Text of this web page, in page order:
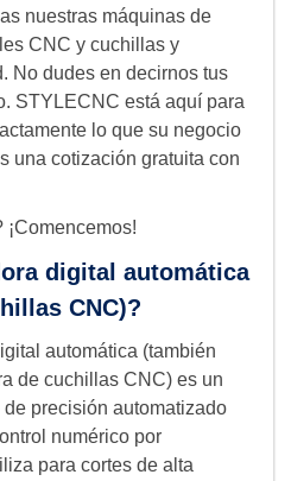
nuestras máquinas de
CNC y cuchillas y
No dudes en decirnos tus
STYLECNC está aquí para
lo que su negocio
una cotización gratuita con
digital automática
CNC)?
automática (también
de cuchillas CNC) es un
precisión automatizado
numérico por
para cortes de alta